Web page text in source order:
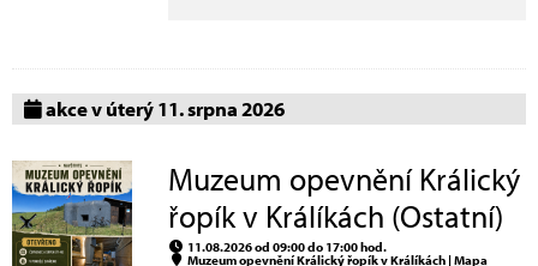
akce v úterý 11. srpna 2026
Muzeum opevnění Králický
řopík v Králíkách (Ostatní)
11.08.2026 od 09:00 do 17:00 hod.
Muzeum opevnění Králický řopík v Králíkách |Mapa